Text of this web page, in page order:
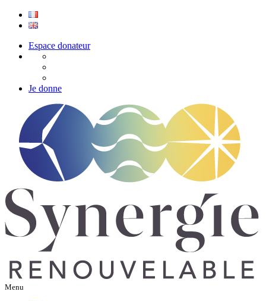
Espace donateur
Je donne
Menu